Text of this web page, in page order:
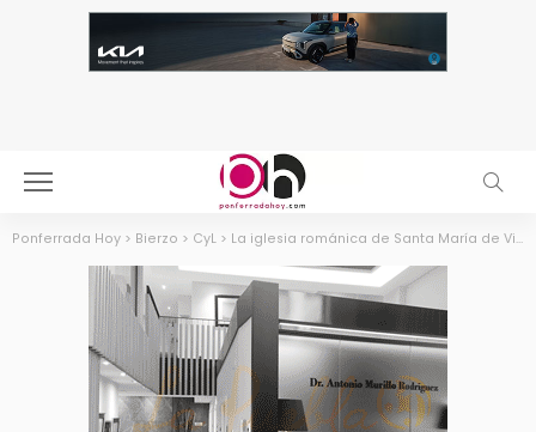
Ponferrada Hoy > Bierzo > CyL > La iglesia románica de Santa María de Vizbayo recibe 255.000 Euros para su restauración